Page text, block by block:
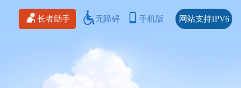
长者助手 无障碍 手机版 网站支持IPV6